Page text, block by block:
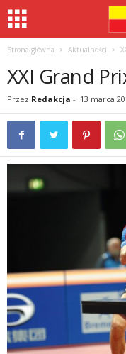
Strona główna Aktualności
XXI Grand
Przez Redakcja - 13 marca